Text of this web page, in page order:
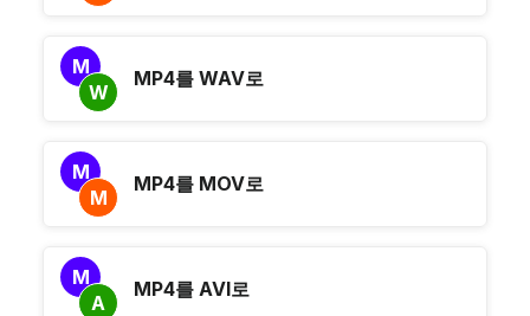
M
W
MP4를 WAV로
M
M
MP4를 MOV로
M
A
MP4를 AVI로